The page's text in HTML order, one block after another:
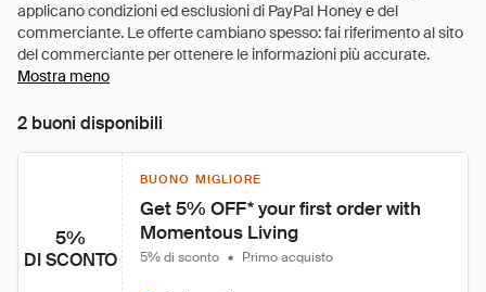
Mostra meno
2 buoni disponibili
5%
DI SCONTO
BUONO MIGLIORE
Get 5% OFF* your first order with
Momentous Living
5% di sconto • Primo acquisto